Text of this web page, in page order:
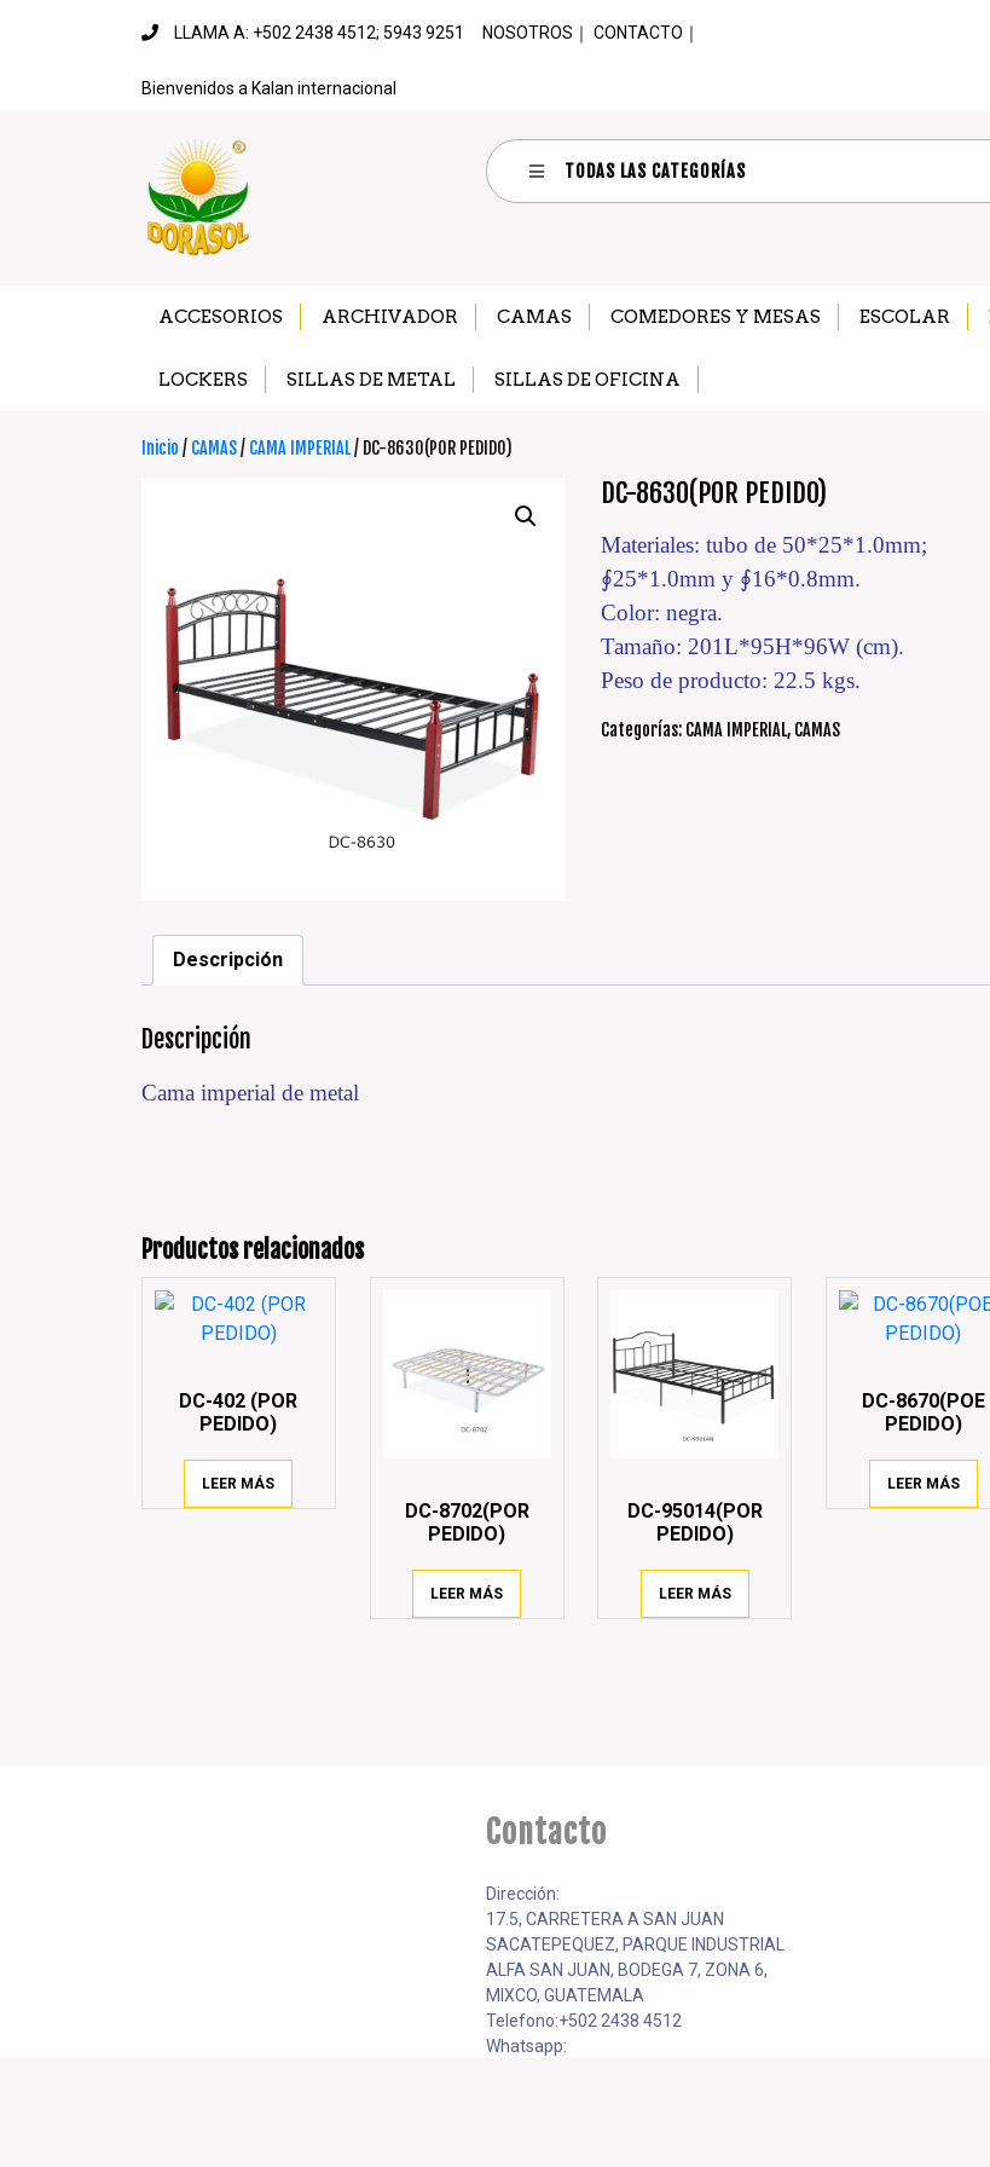
LLAMA A: +502 2438 4512; 5943 9251 NOSOTROS ｜ CONTACTO ｜
Bienvenidos a Kalan internacional
TODAS LAS CATEGORÍAS
ACCESORIOS ARCHIVADOR CAMAS COMEDORES Y MESAS ESCOLAR
LOCKERS SILLAS DE METAL SILLAS DE OFICINA
Inicio / CAMAS/ CAMA IMPERIAL/ DC-8630(POR PEDIDO)
DC-8630(POR PEDIDO)
Materiales: tubo de 50*25*1.0mm;
∮25*1.0mm y ∮16*0.8mm.
Color: negra.
Tamaño: 201L*95H*96W (cm).
Peso de producto: 22.5 kgs.
Categorías: CAMA IMPERIAL, CAMAS
Descripción
Descripción
Cama imperial de metal
Productos relacionados
DC-402 (POR
PEDIDO)
LEER MÁS
DC-8702(POR
PEDIDO)
LEER MÁS
DC-95014(POR
PEDIDO)
LEER MÁS
DC-8670(POE
PEDIDO)
LEER MÁS
Contacto
Dirección:
17.5, CARRETERA A SAN JUAN
SACATEPEQUEZ, PARQUE INDUSTRIAL
ALFA SAN JUAN, BODEGA 7, ZONA 6,
MIXCO, GUATEMALA
Telefono:+502 2438 4512
Whatsapp: